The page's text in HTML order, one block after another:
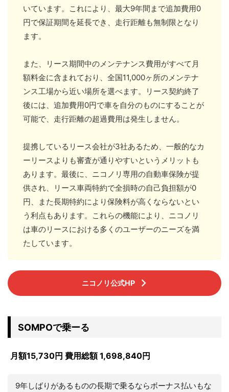
いています。これにより、最大9年間まで追加費用0
円で保証期間を延長でき、走行距離も無制限となり
ます。
また、リース期間中のメンテナンス費用がすべて月
額料金に含まれており、全国11,000ヶ所のメンテナ
ンス工場から近い場所を選べます。リース契約終了
後には、追加費用0円で車を自分のものにすることが
可能で、走行距離の超過費用は発生しません。
提携しているリース会社が3社あるため、一般的なカ
ーリースよりも審査が通りやすいというメリットも
あります。最後に、ニコノリ専用の自動車保険が提
供され、リース車両特約で全損時の自己負担額が0
円、また長期特約により保険料が高くならないとい
う利点もあります。これらの機能により、ニコノリ
は車のリースにおける多くのユーザーのニーズを満
たしています。
ニコノリ公式HP
SOMPOで乗ーる
月額15,730円 費用総額 1,698,840円
9年しばりがあるものの長期で乗るならボーナス払いもな